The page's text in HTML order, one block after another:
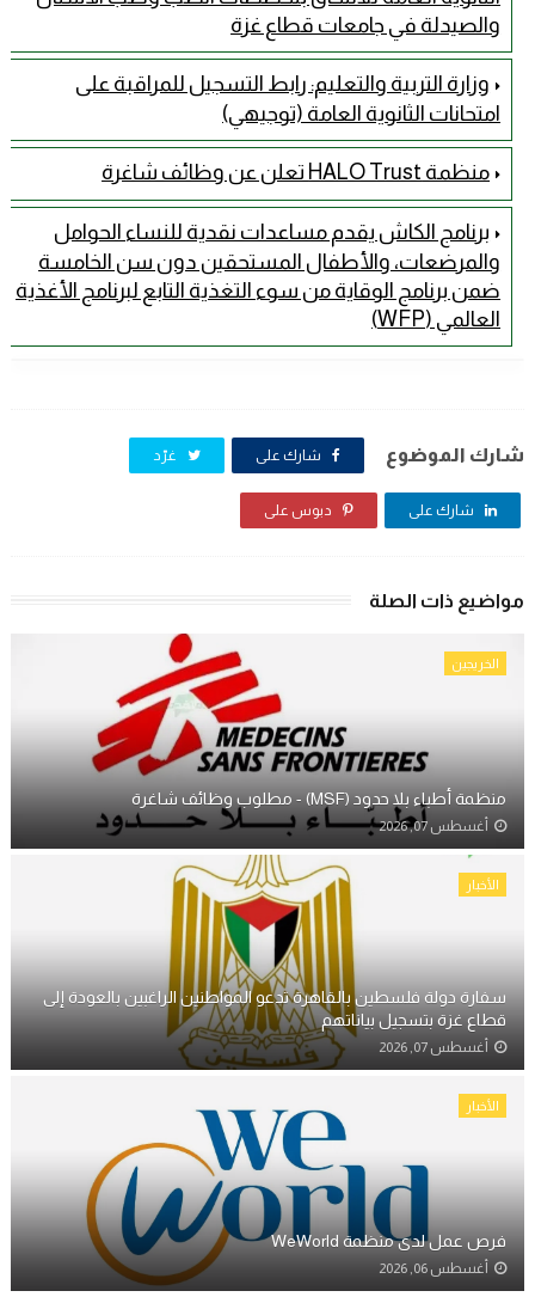
والصيدلة في جامعات قطاع غزة
وزارة التربية والتعليم: رابط التسجيل للمراقبة على
امتحانات الثانوية العامة (توجيهي)
منظمة HALO Trust تعلن عن وظائف شاغرة
برنامج الكاش يقدم مساعدات نقدية للنساء الحوامل
والمرضعات، والأطفال المستحقين دون سن الخامسة
ضمن برنامج الوقاية من سوء التغذية التابع لبرنامج الأغذية
العالمي (WFP)
شارك الموضوع شارك على غرّد
شارك على دبوس على
مواضيع ذات الصلة
الخريجين
منظمة أطباء بلا حدود (MSF) - مطلوب وظائف شاغرة
أغسطس 07, 2026
الأخبار
سفارة دولة فلسطين بالقاهرة تدعو المواطنين الراغبين بالعودة إلى
قطاع غزة بتسجيل بياناتهم
أغسطس 07, 2026
الأخبار
فرص عمل لدى منظمة WeWorld
أغسطس 06, 2026